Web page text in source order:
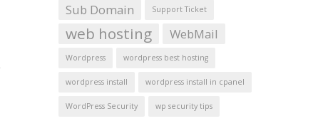
Sub Domain
Support Ticket
web hosting WebMail
Wordpress wordpress best hosting
wordpress install wordpress install in cpanel
WordPress Security wp security tips